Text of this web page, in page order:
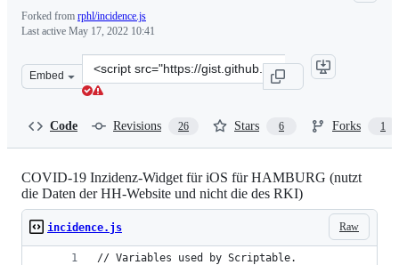
Forked from rphl/incidence.js
Last active May 17, 2022 10:41
Embed
Clone
this
schuster/
Code Revisions 26 Stars 6 Forks 1
COVID-19 Inzidenz-Widget für iOS für HAMBURG (nutzt
die Daten der HH-Website und nicht die des RKI)
Raw
incidence.js
// Variables used by Scriptable.